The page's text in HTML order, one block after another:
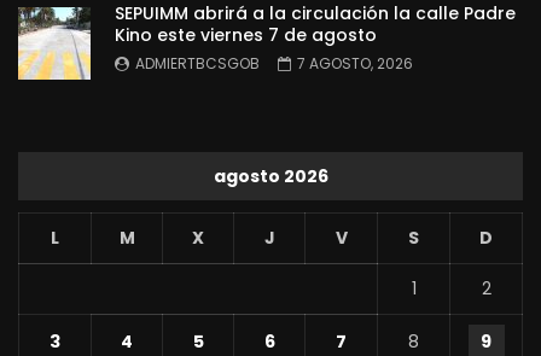
SEPUIMM abrirá a la circulación la calle Padre
Kino este viernes 7 de agosto
ADMIERTBCSGOB 7 AGOSTO, 2026
agosto 2026
L M X J V S D
1 2
3 4 5 6 7 8 9